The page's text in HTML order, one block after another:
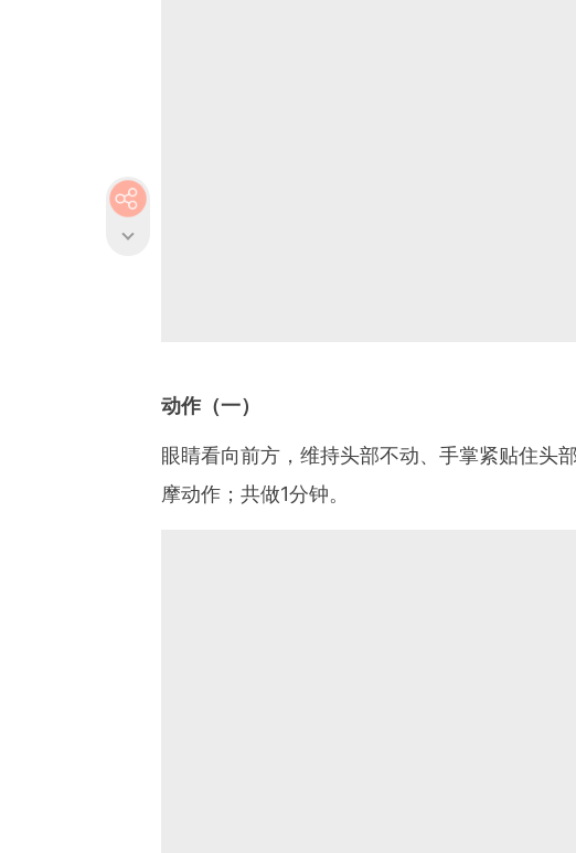
动作（一）
眼睛看向前方，维持头部不动、手掌紧贴住头
摩动作；共做1分钟。